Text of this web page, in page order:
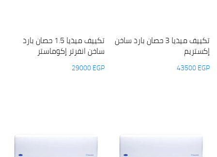
تكييف ميديا 3 حصان بارد ساخن
إكستريم
43500EGP
تكييف ميديا 1.5 حصان بارد
ساخن انفرتر إكوماستر
29000EGP